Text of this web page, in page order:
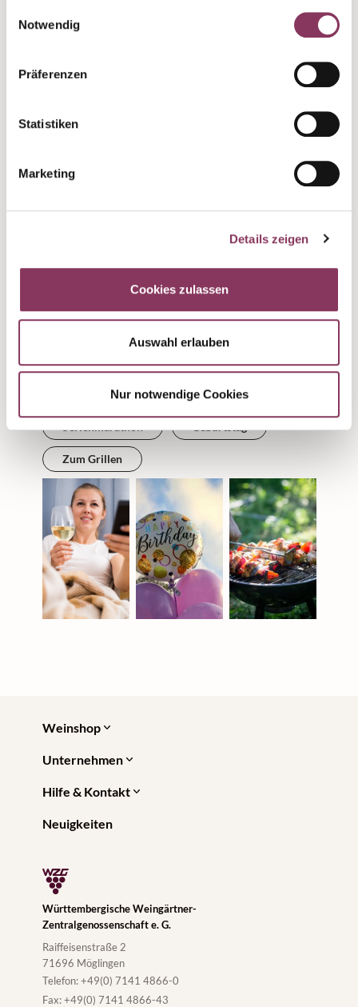
Notwendig
Präferenzen
Statistiken
Marketing
Details zeigen
Cookies zulassen
Auswahl erlauben
Nur notwendige Cookies
Ziegelroter Trollinger mit intensivem Duft nach
heimischen Beeren. Harmonischer Wein mit
Anlass:
Eigentlich ist es ganz einfach: Wenn ein Wein
richtigen Anlass. Ein gut abgestimmter Wein
unterstreicht die Atmosphäre eines Ereignisses –
sei es ein festliches Abendessen, ein entspanntes
ausgewählter Wein rundet diese Anlässe optimal
Serienmarathon Geburtstag
Zum Grillen
Württembergische Weingärtner-
Zentralgenossenschaft e. G.
Raiffeisenstraße 2
71696 Möglingen
Telefon: +49(0) 7141 4866-0
Fax: +49(0) 7141 4866-43
Weinshop
Unternehmen
Hilfe & Kontakt
Neuigkeiten